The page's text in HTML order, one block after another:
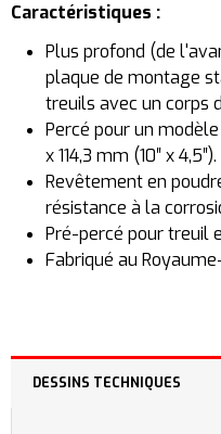
Caractéristiques :
Plus profond (de
plaque de montage
treuils avec un corps
Percé pour un
x 114,3 mm (10″ x 4,5″).
Revêtement en
résistance à la
Pré-percé pour treuil
Fabriqué au
DESSINS TECHNIQUES